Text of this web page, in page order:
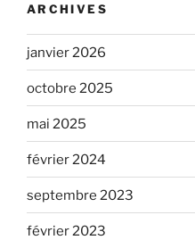
ARCHIVES
janvier 2026
octobre 2025
mai 2025
février 2024
septembre 2023
février 2023